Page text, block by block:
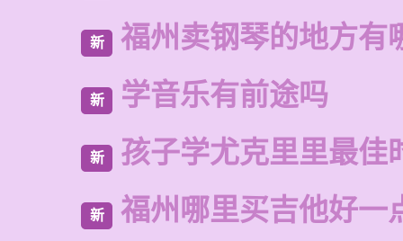
新 福州卖钢琴的地方有
新 学音乐有前途吗
新 孩子学尤克里里最佳
新 福州哪里买吉他好一